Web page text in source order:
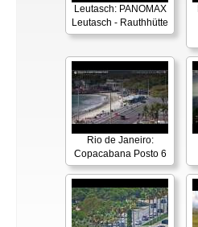
Leutasch: PANOMAX
Leutasch - Rauthhütte
Rio de Janeiro:
Copacabana Posto 6